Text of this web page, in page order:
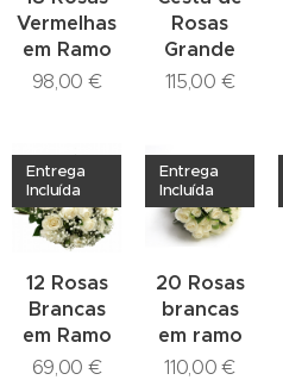
Vermelhas
em Ramo
98,00 €
Rosas
Grande
115,00 €
12 Rosas
Brancas
em Ramo
Entrega
Incluída
69,00 €
20 Rosas
brancas
em ramo
Entrega
Incluída
110,00 €